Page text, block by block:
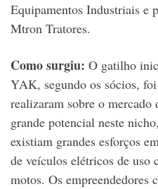
Equipamentos Industriais e
Mtron Tratores.
Como surgiu: O gatilho
YAK, segundo os sócios,
realizaram sobre o mercado
grande potencial neste
existiam grandes esforços
de veículos elétricos de uso
motos. Os empreendedores